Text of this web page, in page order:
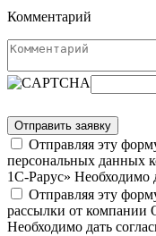
Комментарий
Отправляя эту
персональных
1С-Рарус» Необходимо
Отправляя эту
рассылки от
Необходимо дать